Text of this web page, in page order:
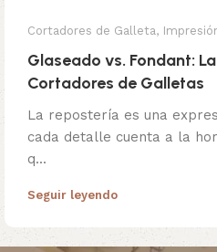
Cortadores de Galleta,
Glaseado vs. Fondant:
Cortadores de Galletas
La repostería es una
cada detalle cuenta a la
q...
Seguir leyendo